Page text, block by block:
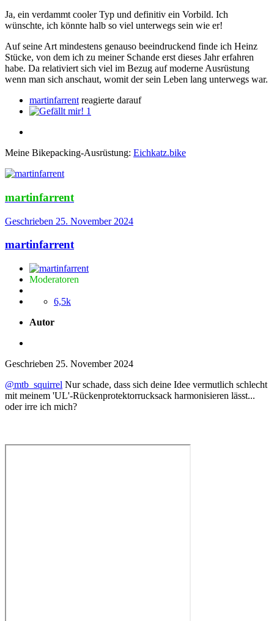
Ja, ein verdammt cooler Typ und definitiv ein Vorbild. Ich
wünschte, ich könnte halb so viel unterwegs sein wie er!
Auf seine Art mindestens genauso beeindruckend finde ich Heinz
Stücke, von dem ich zu meiner Schande erst dieses Jahr erfahren
habe. Da relativiert sich viel im Bezug auf moderne Ausrüstung
wenn man sich anschaut, womit der sein Leben lang unterwegs war.
martinfarrent reagierte darauf
1
Meine Bikepacking-Ausrüstung: Eichkatz.bike
martinfarrent
Geschrieben 25. November 2024
martinfarrent
Moderatoren
6,5k
Autor
Geschrieben 25. November 2024
@mtb_squirrel Nur schade, dass sich deine Idee vermutlich schlecht
mit meinem 'UL'-Rückenprotektorrucksack harmonisieren lässt...
oder irre ich mich?